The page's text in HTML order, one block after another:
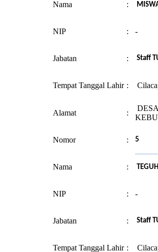
Nama :
NIP : -
Jabatan : Staff
Tempat Tanggal Lahir :
Alamat :
Nomor : 5
Nama :
NIP : -
Jabatan : Staff
Tempat Tanggal Lahir :